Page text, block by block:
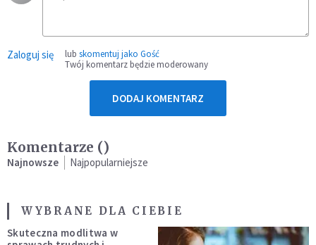
Zaloguj się lub skomentuj jako Gość
Twój komentarz będzie moderowany
DODAJ KOMENTARZ
Komentarze ()
Najnowsze Najpopularniejsze
WYBRANE DLA CIEBIE
Skuteczna modlitwa w